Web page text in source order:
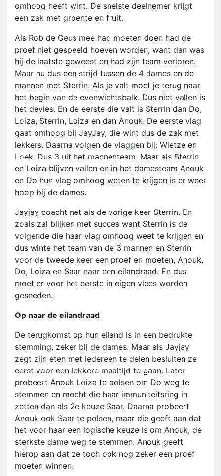
omhoog heeft wint. De snelste deelnemer krijgt
een zak met groente en fruit.
Als Rob de Geus mee had moeten doen had de
proef niet gespeeld hoeven worden, want dan was
hij de laatste geweest en had zijn team verloren.
Maar nu dus een strijd tussen de 4 dames en de
mannen met Sterrin. Als je valt moet je terug naar
het begin van de evenwichtsbalk. Dus niet vallen is
het devies. En de eerste die valt is Sterrin dan Do,
Loiza, Sterrin, Loiza en dan Anouk. De eerste vlag
gaat omhoog bij JayJay, die wint dus de zak met
lekkers. Daarna volgen de vlaggen bij: Wietze en
Loek. Dus 3 uit het mannenteam. Maar als Sterrin
en Loiza blijven vallen en in het damesteam Anouk
en Do hun vlag omhoog weten te krijgen is er weer
hoop bij de dames.
Jayjay coacht net als de vorige keer Sterrin. En
zoals zal blijken met succes want Sterrin is de
volgende die haar vlag omhoog weet te krijgen en
dus winte het team van de 3 mannen en Sterrin
voor de tweede keer een proef en moeten, Anouk,
Do, Loiza en Saar naar een eilandraad. En dus
moet er voor het eerste in eigen vlees worden
gesneden.
Op naar de eilandraad
De terugkomst op hun eiland is in een bedrukte
stemming, zeker bij de dames. Maar als Jayjay
zegt zijn eten met iedereen te delen besluiten ze
eerst voor een lekkere maaltijd te gaan. Later
probeert Anouk Loiza te polsen om Do weg te
stemmen en mocht die haar immuniteitsring in
zetten dan als 2e keuze Saar. Daarna probeert
Anouk ook Saar te polsen, maar die geeft aan dat
het voor haar een logische keuze is om Anouk, de
sterkste dame weg te stemmen. Anouk geeft
hierop aan dat ze toch ook nog zeker een proef
moeten winnen.